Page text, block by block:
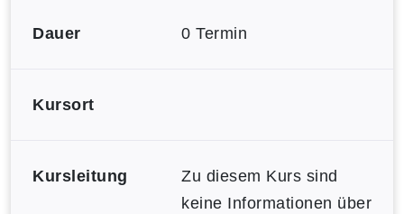
Dauer 0 Termin
Kursort
Kursleitung
Zu diesem Kurs sind
keine Informationen über